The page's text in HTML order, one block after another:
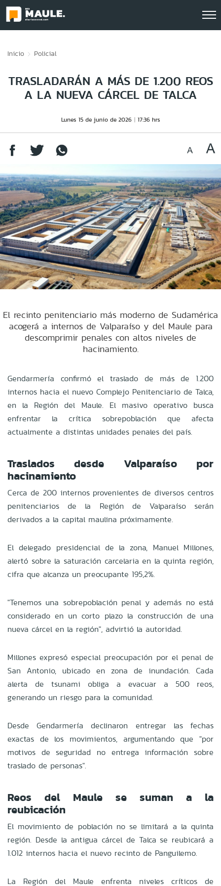
Inicio Policial
TRASLADARÁN A MÁS DE 1.200 REOS
A LA NUEVA CÁRCEL DE TALCA
Lunes 15 de junio de 2026 17:36 hrs
El recinto penitenciario más moderno de Sudamérica
acogerá a internos de Valparaíso y del Maule para
descomprimir penales con altos niveles de
hacinamiento.
Gendarmería confirmó el traslado de más de 1.200
internos hacia el nuevo Complejo Penitenciario de Talca,
en la Región del Maule. El masivo operativo busca
enfrentar la crítica sobrepoblación que afecta
actualmente a distintas unidades penales del país.
Traslados desde Valparaíso por
hacinamiento
Cerca de 200 internos provenientes de diversos centros
penitenciarios de la Región de Valparaíso serán
derivados a la capital maulina próximamente.
El delegado presidencial de la zona, Manuel Millones,
alertó sobre la saturación carcelaria en la quinta región,
cifra que alcanza un preocupante 195,2%.
"Tenemos una sobrepoblación penal y además no está
considerado en un corto plazo la construcción de una
nueva cárcel en la región", advirtió la autoridad.
Millones expresó especial preocupación por el penal de
San Antonio, ubicado en zona de inundación. Cada
alerta de tsunami obliga a evacuar a 500 reos,
generando un riesgo para la comunidad.
Desde Gendarmería declinaron entregar las fechas
exactas de los movimientos, argumentando que "por
motivos de seguridad no entrega información sobre
traslado de personas".
Reos del Maule se suman a la
reubicación
El movimiento de población no se limitará a la quinta
región. Desde la antigua cárcel de Talca se reubicará a
1.012 internos hacia el nuevo recinto de Panguilemo.
La Región del Maule enfrenta niveles críticos de